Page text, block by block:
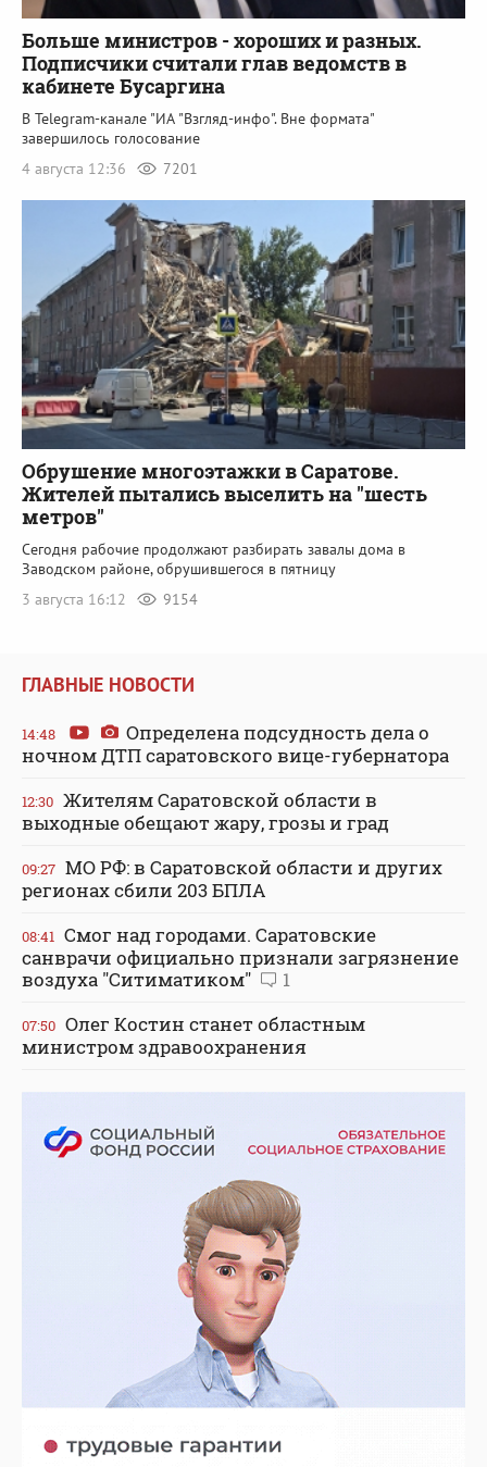
Больше министров - хороших и разных.
Подписчики считали глав ведомств в
кабинете Бусаргина
В Telegram-канале "ИА "Взгляд-инфо". Вне формата"
завершилось голосование
4 августа 12:36
7201
Обрушение многоэтажки в Саратове.
Жителей пытались выселить на "шесть
метров"
Сегодня рабочие продолжают разбирать завалы дома в
Заводском районе, обрушившегося в пятницу
3 августа 16:12
9154
ГЛАВНЫЕ НОВОСТИ
14:48
Определена подсудность дела о
ночном ДТП саратовского вице-губернатора
12:30 Жителям Саратовской области в
выходные обещают жару, грозы и град
09:27 МО РФ: в Саратовской области и других
регионах сбили 203 БПЛА
08:41 Смог над городами. Саратовские
санврачи официально признали загрязнение
воздуха "Ситиматиком"
1
07:50 Олег Костин станет областным
министром здравоохранения